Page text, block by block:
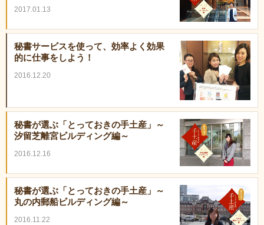
2017.01.13
秘書サービスを使って、効率よく効果
的に仕事をしよう！
2016.12.20
秘書が選ぶ「とっておきの手土産」～
汐留芝離宮ビルディング編～
2016.12.16
秘書が選ぶ「とっておきの手土産」～
丸の内郵船ビルディング編～
2016.11.22